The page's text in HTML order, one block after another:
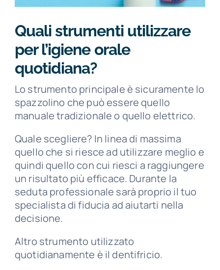
Quali strumenti utilizzare
per l’igiene orale
quotidiana?
Lo strumento principale è sicuramente lo
spazzolino che può essere quello
manuale tradizionale o quello elettrico.
Quale scegliere? In linea di massima
quello che si riesce ad utilizzare meglio e
quindi quello con cui riesci a raggiungere
un risultato più efficace. Durante la
seduta professionale sarà proprio il tuo
specialista di fiducia ad aiutarti nella
decisione.
Altro strumento utilizzato
quotidianamente è il dentifricio.